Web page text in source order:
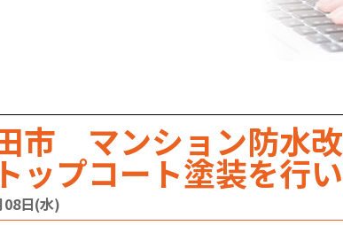
見積書の見方
市 マンション防水
プコート塗装を行い
08日(水)